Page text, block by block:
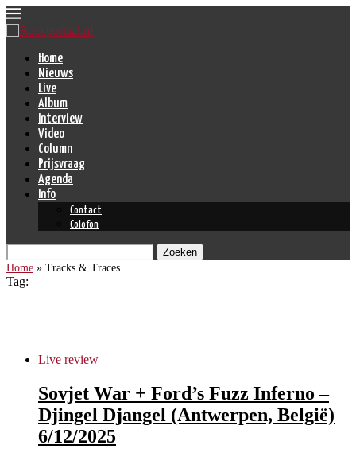
Home
Nieuws
Live
Album
Interview
Video
Column
Prijsvraag
Agenda
Info
Contact
Colofon
Zoeken
Home » Tracks & Traces
Tag:
Live review
Sovjet War + Ford’s Fuzz Inferno –
Djingel Djangel (Antwerpen, België)
6/12/2025